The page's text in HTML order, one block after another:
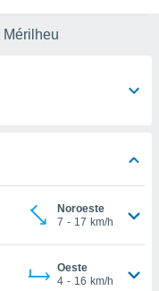
Mérilheu
Noroeste
7 - 17 km/h
Oeste
4 - 16 km/h